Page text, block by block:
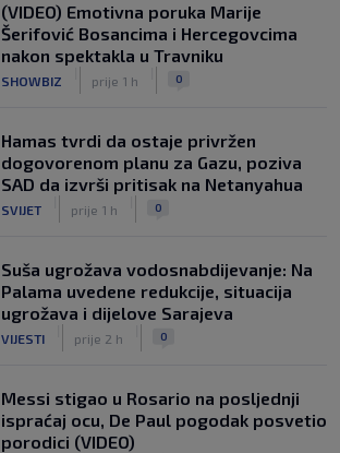
(VIDEO) Emotivna poruka Marije
Šerifović Bosancima i Hercegovcima
nakon spektakla u Travniku
SHOWBIZ prije 1 h 0
Hamas tvrdi da ostaje privržen
dogovorenom planu za Gazu, poziva
SAD da izvrši pritisak na Netanyahua
SVIJET prije 1 h 0
Suša ugrožava vodosnabdijevanje: Na
Palama uvedene redukcije, situacija
ugrožava i dijelove Sarajeva
VIJESTI prije 2 h 0
Messi stigao u Rosario na posljednji
ispraćaj ocu, De Paul pogodak posvetio
porodici (VIDEO)